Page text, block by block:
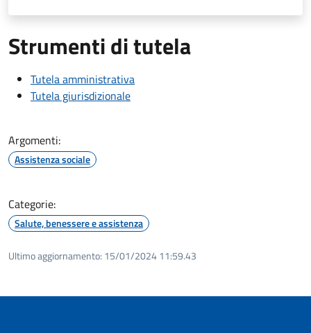
Strumenti di tutela
Tutela amministrativa
Tutela giurisdizionale
Argomenti:
Assistenza sociale
Categorie:
Salute, benessere e assistenza
Ultimo aggiornamento: 15/01/2024 11:59.43